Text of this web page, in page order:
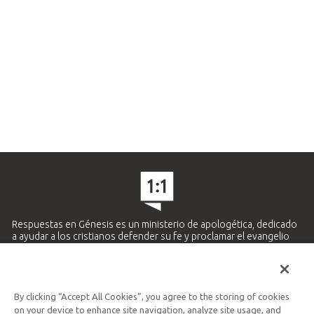
Respuestas en Génesis es un ministerio de apologética, dedicado
a ayudar a los cristianos defender su fe y proclamar el evangelio
Ministerio Hispano y Latinoamericano
By clicking “Accept All Cookies”, you agree to the storing of cookies
on your device to enhance site navigation, analyze site usage, and